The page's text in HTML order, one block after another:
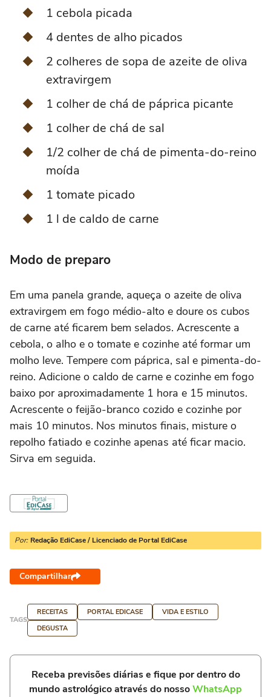
1 cebola picada
4 dentes de alho picados
2 colheres de sopa de azeite de oliva
extravirgem
1 colher de chá de páprica picante
1 colher de chá de sal
1/2 colher de chá de pimenta-do-reino
moída
1 tomate picado
1 l de caldo de carne
Modo de preparo
Em uma panela grande, aqueça o azeite de oliva
extravirgem em fogo médio-alto e doure os cubos
de carne até ficarem bem selados. Acrescente a
cebola, o alho e o tomate e cozinhe até formar um
molho leve. Tempere com páprica, sal e pimenta-do-
reino. Adicione o caldo de carne e cozinhe em fogo
baixo por aproximadamente 1 hora e 15 minutos.
Acrescente o feijão-branco cozido e cozinhe por
mais 10 minutos. Nos minutos finais, misture o
repolho fatiado e cozinhe apenas até ficar macio.
Sirva em seguida.
Por: Redação EdiCase / Licenciado de Portal EdiCase
Compartilhar
TAGS
RECEITAS PORTAL EDICASE
VIDA E ESTILO
DEGUSTA
Receba previsões diárias e fique por dentro do
mundo astrológico através do nossoWhatsApp